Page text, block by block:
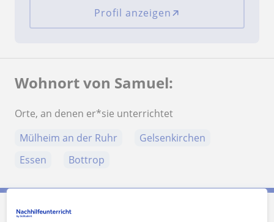
Profil anzeigen
Wohnort von Samuel:
Orte, an denen er*sie unterrichtet
Mülheim an der Ruhr
Gelsenkirchen
Essen
Bottrop